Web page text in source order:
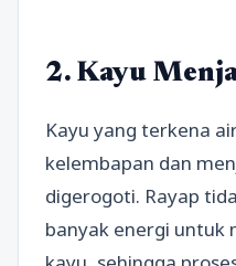
2. Kayu
Kayu yang terkena
kelembapan dan
digerogoti. Rayap
banyak energi untuk